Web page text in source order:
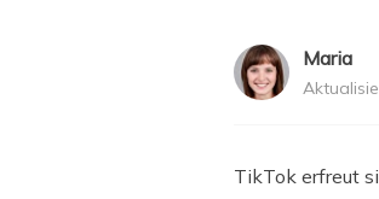
Maria
TikTok erfreut